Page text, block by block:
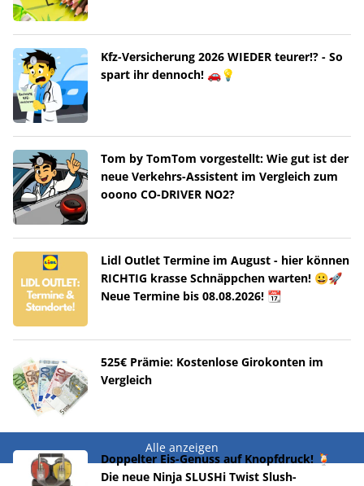
Kfz-Versicherung 2026 WIEDER teurer!? - So
spart ihr dennoch! 🚗💡
Tom by TomTom vorgestellt: Wie gut ist der
neue Verkehrs-Assistent im Vergleich zum
ooono CO-DRIVER NO2?
Lidl Outlet Termine im August - hier können
RICHTIG krasse Schnäppchen warten! 😀🚀
Neue Termine bis 08.08.2026! 📆
525€ Prämie: Kostenlose Girokonten im
Vergleich
Alle anzeigen
Doppelter Eis-Genuss auf Knopfdruck! 🍹
Die neue Ninja SLUSHi Twist Slush-